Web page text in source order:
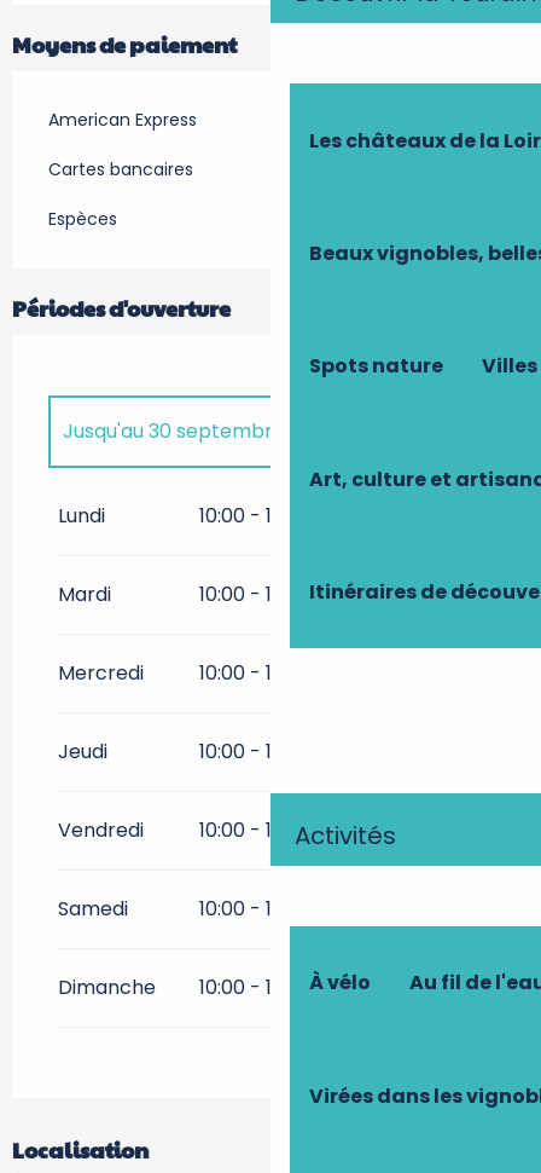
Les châteaux de la
Beaux vignobles,
Spots nature
Art, culture et
Itinéraires de
Activités
À vélo Au fil de
Virées dans les
Moyens de paiement
American Express
Cartes bancaires
Espèces
Périodes d'ouverture
31 mars
2026
Jusqu'au30 septembre 2026
décembre 2026
décembre 2027
Lundi 10:00 - 12:30
Mardi 10:00 - 12:30 13:30 - 19:00
Mercredi 10:00 - 12:30
Jeudi 10:00 - 12:30
Vendredi 10:00 - 12:30 13:30 - 19:00
Samedi 10:00 - 12:30
Dimanche 10:00 - 12:30 14:30 - 19:00
Localisation